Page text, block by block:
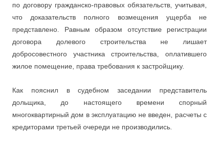
по договору гражданско-правовых обязательств, учитывая,
что доказательств полного возмещения ущерба не
представлено. Равным образом отсутствие регистрации
договора долевого строительства не лишает
добросовестного участника строительства, оплатившего
жилое помещение, права требования к застройщику.
Как пояснил в судебном заседании представитель
дольщика, до настоящего времени спорный
многоквартирный дом в эксплуатацию не введен, расчеты с
кредиторами третьей очереди не производились.